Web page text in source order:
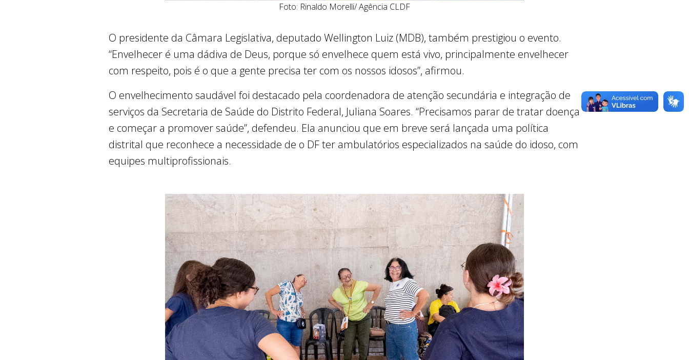
Foto: Rinaldo Morelli/ Agência CLDF
O presidente da Câmara Legislativa, deputado Wellington Luiz (MDB), também prestigiou o evento.
“Envelhecer é uma dádiva de Deus, porque só envelhece quem está vivo, principalmente envelhecer
com respeito, pois é o que a gente precisa ter com os nossos idosos”, afirmou.
O envelhecimento saudável foi destacado pela coordenadora de atenção secundária e integração de
serviços da Secretaria de Saúde do Distrito Federal, Juliana Soares. “Precisamos parar de tratar doença
e começar a promover saúde”, defendeu. Ela anunciou que em breve será lançada uma política
distrital que reconhece a necessidade de o DF ter ambulatórios especializados na saúde do idoso, com
equipes multiprofissionais.